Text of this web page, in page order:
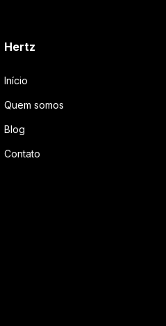
Hertz
Início
Quem somos
Blog
Contato